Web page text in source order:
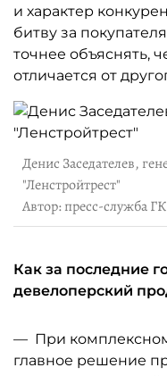
и характер
битву за
точнее объяснять,
отличается от
Денис Заседателев,
"Ленстройтрест"
Автор: пресс-служба
Как за последние
девелоперский
— При
главное решение